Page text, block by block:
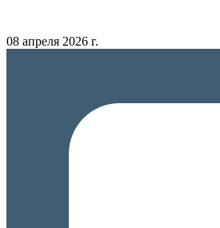
08 апреля 2026 г.